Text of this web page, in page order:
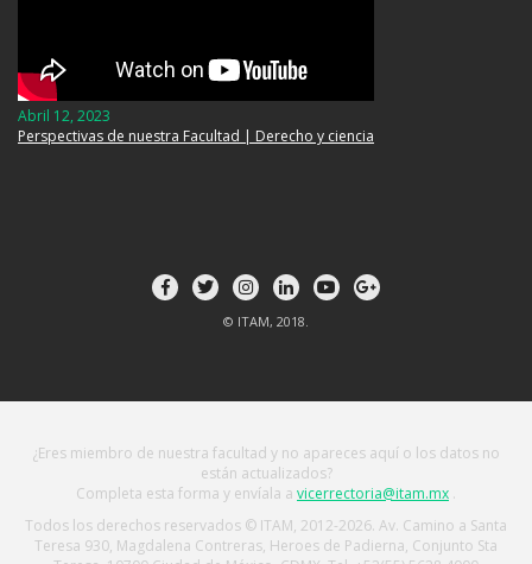
Abril 12, 2023
Perspectivas de nuestra Facultad | Derecho y ciencia
© ITAM, 2018.
¿Eres miembro de nuestra facultad y no apareces aquí o los datos no
están actualizados?
Completa esta forma y envíala a vicerrectoria@itam.mx .
Todos los derechos reservados © ITAM, 2012-2026. Av. Camino a Santa
Teresa 930, Magdalena Contreras, Heroes de Padierna, Conjunto Sta